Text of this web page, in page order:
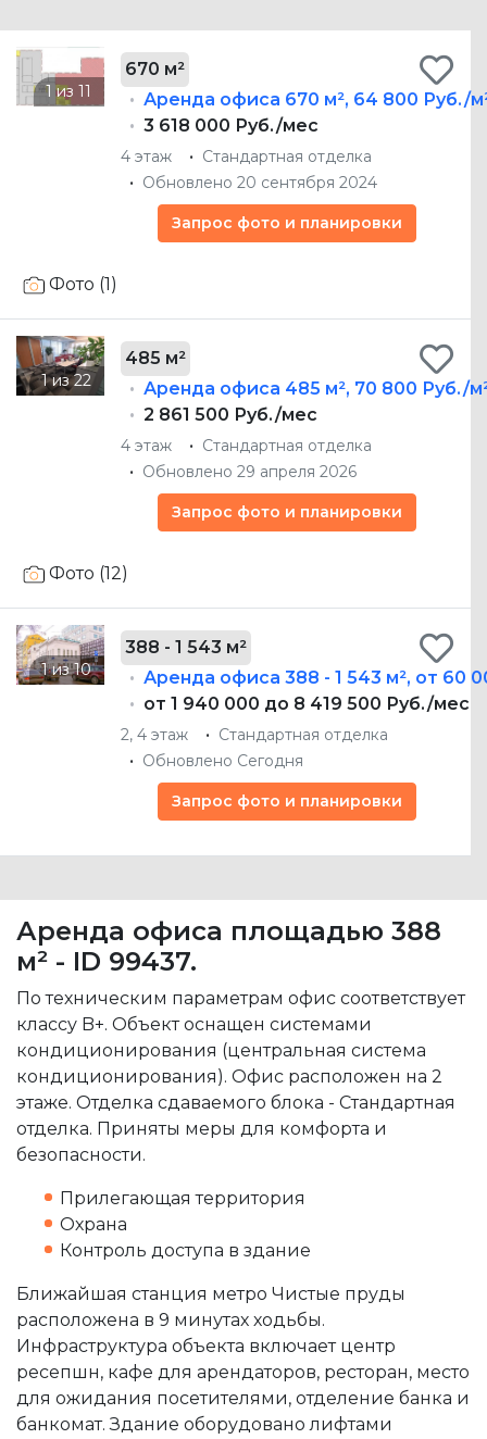
670 м²
Аренда офиса 670 м², 64 800 Руб./
3 618 000 Руб./мес
4 этаж
Стандартная отделка
Обновлено 20 сентября 2024
Запрос фото и планировки
Фото (1)
485 м²
Аренда офиса 485 м², 70 800 Руб./
2 861 500 Руб./мес
4 этаж
Стандартная отделка
Обновлено 29 апреля 2026
Запрос фото и планировки
Фото (12)
388 - 1 543 м²
Аренда офиса 388 - 1 543 м², от 60
от 1 940 000 до 8 419 500 Руб./мес
2, 4 этаж
Стандартная отделка
Обновлено Сегодня
Запрос фото и планировки
Аренда офиса площадью 388
м² - ID 99437.
По техническим параметрам офис соответствует
классу B+. Объект оснащен системами
кондиционирования (центральная система
кондиционирования). Офис расположен на 2
этаже. Отделка сдаваемого блока - Стандартная
отделка. Приняты меры для комфорта и
безопасности.
Прилегающая территория
Охрана
Контроль доступа в здание
Ближайшая станция метро Чистые пруды
расположена в 9 минутах ходьбы.
Инфраструктура объекта включает центр
ресепшн, кафе для арендаторов, ресторан, место
для ожидания посетителями, отделение банка и
банкомат. Здание оборудовано лифтами